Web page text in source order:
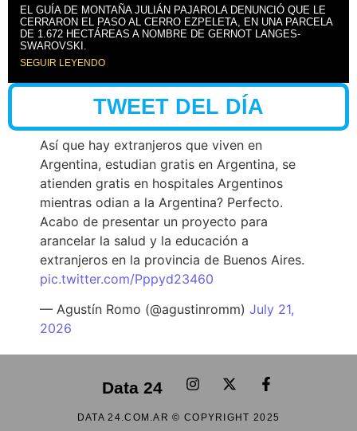
EL GUÍA DE MONTAÑA JULIÁN PAJAROLA DENUNCIÓ QUE LE
CERRARON EL PASO AL CERRO EZPELETA, EN UNA PARCELA
DE 1.672 HECTÁREAS A NOMBRE DE GERNOT LANGES-
SWAROVSKI.
SEGUIR LEYENDO
TWEET DEL DÍA
Así que hay extranjeros que viven en
Argentina, estudian gratis en Argentina, se
atienden gratis en hospitales Argentinos
mientras odian a la Argentina? Perfecto.
Acabo de presentar un proyecto para
arancelar la salud y la educación a
extranjeros en la provincia de Buenos Aires.
pic.twitter.com/Pppyd23460
— Agustín Romo (@agustinromm) July 21,
2026
Data 24
DATA 24.COM.AR © COPYRIGHT 2025